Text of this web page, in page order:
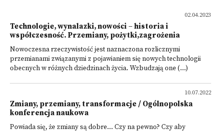
02.04.2023
Technologie, wynalazki, nowości – historia i
współczesność. Przemiany, pożytki,zagrożenia
Nowoczesna rzeczywistość jest naznaczona rozlicznymi
przemianami związanymi z pojawianiem się nowych technologii
obecnych w różnych dziedzinach życia. Wzbudzają one (...)
10.07.2022
Zmiany, przemiany, transformacje / Ogólnopolska
konferencja naukowa
Powiada się, że zmiany są dobre… Czy na pewno? Czy aby